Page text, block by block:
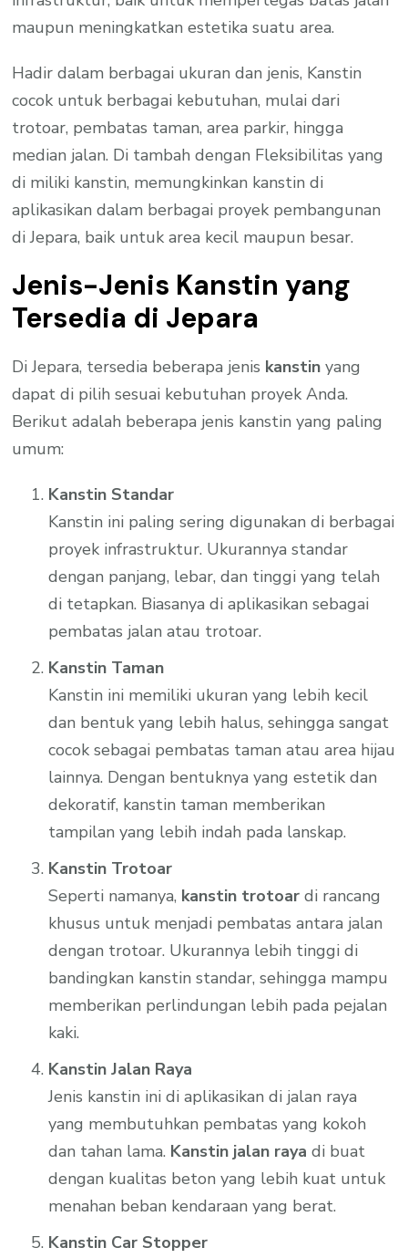
maupun meningkatkan estetika suatu area.
Hadir dalam berbagai ukuran dan jenis, Kanstin
cocok untuk berbagai kebutuhan, mulai dari
trotoar, pembatas taman, area parkir, hingga
median jalan. Di tambah dengan Fleksibilitas yang
di miliki kanstin, memungkinkan kanstin di
aplikasikan dalam berbagai proyek pembangunan
di Jepara, baik untuk area kecil maupun besar.
Jenis-Jenis Kanstin yang
Tersedia di Jepara
Di Jepara, tersedia beberapa jenis kanstin yang
dapat di pilih sesuai kebutuhan proyek Anda.
Berikut adalah beberapa jenis kanstin yang paling
umum:
Kanstin Standar
Kanstin ini paling sering digunakan di berbagai
proyek infrastruktur. Ukurannya standar
dengan panjang, lebar, dan tinggi yang telah
di tetapkan. Biasanya di aplikasikan sebagai
pembatas jalan atau trotoar.
Kanstin Taman
Kanstin ini memiliki ukuran yang lebih kecil
dan bentuk yang lebih halus, sehingga sangat
cocok sebagai pembatas taman atau area hijau
lainnya. Dengan bentuknya yang estetik dan
dekoratif, kanstin taman memberikan
tampilan yang lebih indah pada lanskap.
Kanstin Trotoar
Seperti namanya, kanstin trotoar di rancang
khusus untuk menjadi pembatas antara jalan
dengan trotoar. Ukurannya lebih tinggi di
bandingkan kanstin standar, sehingga mampu
memberikan perlindungan lebih pada pejalan
kaki.
Kanstin Jalan Raya
Jenis kanstin ini di aplikasikan di jalan raya
yang membutuhkan pembatas yang kokoh
dan tahan lama. Kanstin jalan raya di buat
dengan kualitas beton yang lebih kuat untuk
menahan beban kendaraan yang berat.
Kanstin Car Stopper